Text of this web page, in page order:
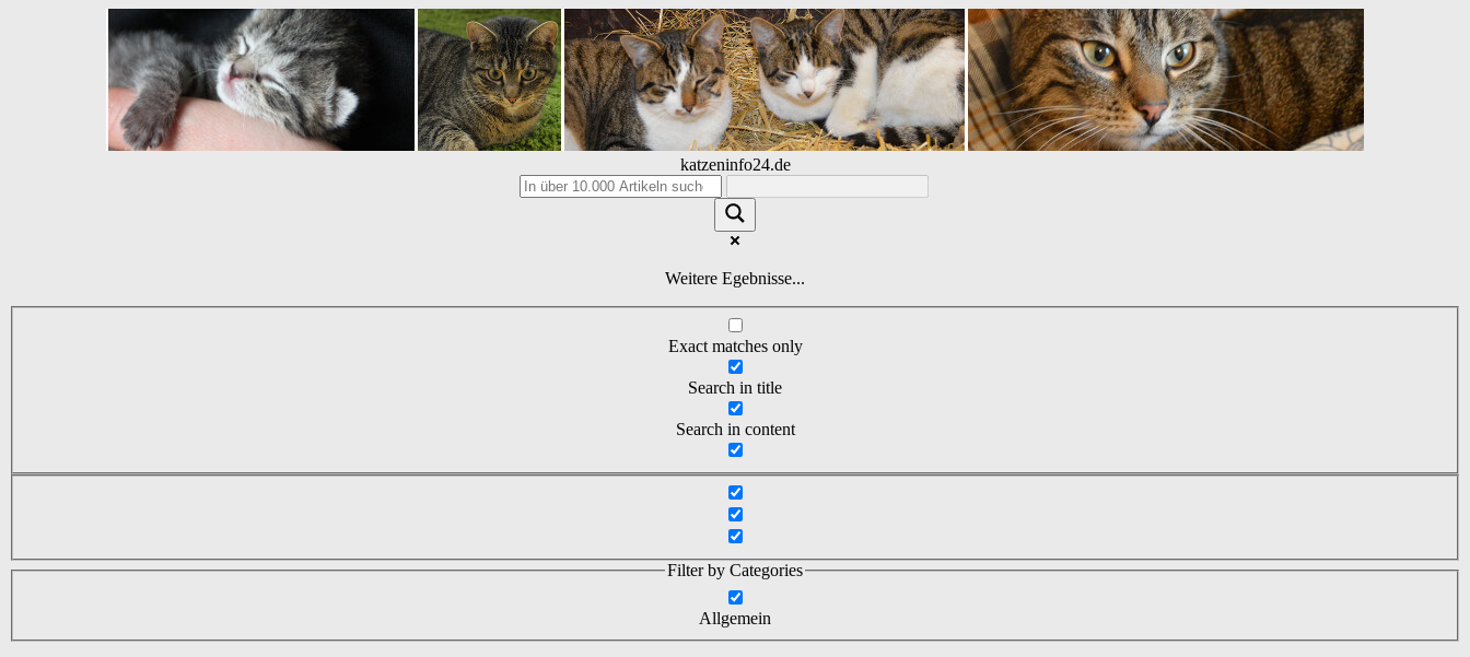
katzeninfo24.de
Weitere Egebnisse...
Exact matches only
Search in title
Search in content
Filter by Categories
Allgemein